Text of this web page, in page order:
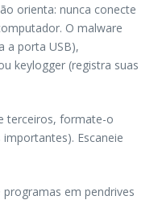
orienta: nunca conecte
O malware
a porta USB),
keylogger (registra suas
terceiros, formate-o
Escaneie
em pendrives